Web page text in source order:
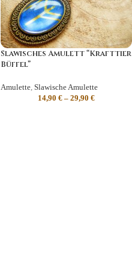
Slawisches Amulett “Krafttier
Büffel”
Amulette, Slawische Amulette
14,90 € – 29,90 €